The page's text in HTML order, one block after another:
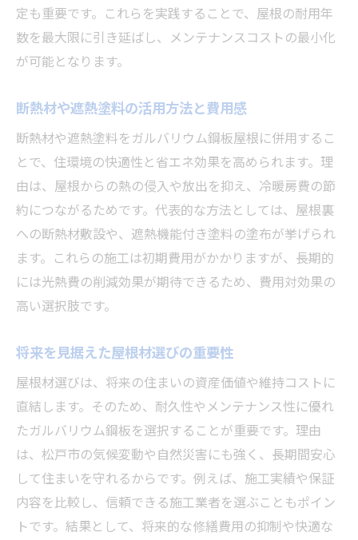
定も重要です。これらを実践することで、屋根の耐用年
数を最大限に引き延ばし、メンテナンスコストの最小化
が可能となります。
断熱材や遮熱塗料の活用方法と費用感
断熱材や遮熱塗料をガルバリウム鋼板屋根に併用するこ
とで、住環境の快適性と省エネ効果を高められます。理
由は、屋根からの熱の侵入や放出を抑え、冷暖房費の節
約につながるためです。代表的な方法としては、屋根裏
への断熱材敷設や、遮熱機能付き塗料の塗布が挙げられ
ます。これらの施工は初期費用がかかりますが、長期的
には光熱費の削減効果が期待できるため、費用対効果の
高い選択肢です。
将来を見据えた屋根材選びの重要性
屋根材選びは、将来の住まいの資産価値や維持コストに
直結します。そのため、耐久性やメンテナンス性に優れ
たガルバリウム鋼板を選択することが重要です。理由
は、松戸市の気候変動や自然災害にも強く、長期間安心
して住まいを守れるからです。例えば、施工実績や保証
内容を比較し、信頼できる施工業者を選ぶこともポイン
トです。結果として、将来的な修繕費用の抑制や快適な